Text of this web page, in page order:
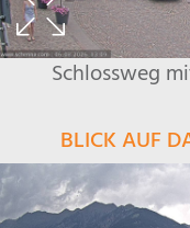
Schlossweg
BLICK AUF